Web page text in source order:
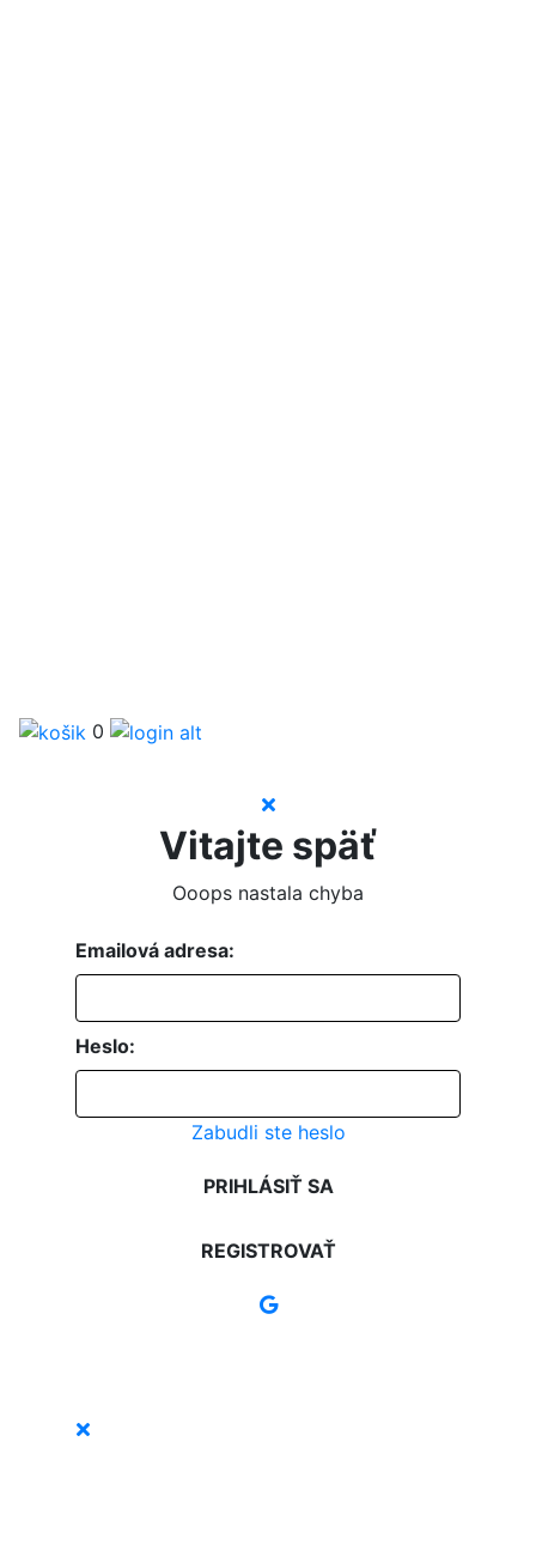
0
Vitajte späť
Ooops nastala chyba
Emailová adresa:
Heslo:
Zabudli ste heslo
PRIHLÁSIŤ SA
REGISTROVAŤ